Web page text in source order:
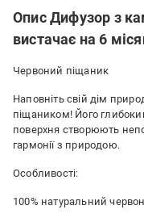
Опис Дифузор з
вистачає на 6
Червоний піщаник
Наповніть свій дім
піщаником! Його
поверхня створюють
гармонії з природою.
Особливості:
100% натуральний